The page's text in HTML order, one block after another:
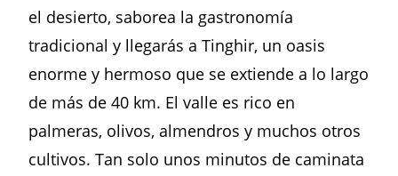
el desierto, saborea la gastronomía
tradicional y llegarás a Tinghir, un oasis
enorme y hermoso que se extiende a lo largo
de más de 40 km. El valle es rico en
palmeras, olivos, almendros y muchos otros
cultivos. Tan solo unos minutos de caminata